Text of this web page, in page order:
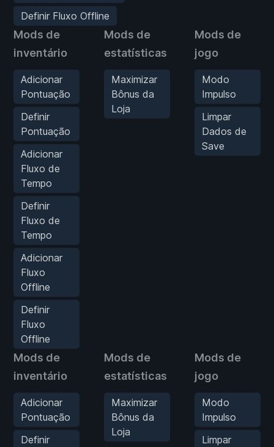
Definir Fluxo Offline
Mods de
inventário
Adicionar
Pontuação
Definir
Pontuação
Adicionar
Fluxo de
Tempo
Definir
Fluxo de
Tempo
Adicionar
Fluxo
Offline
Definir
Fluxo
Offline
Mods de
estatísticas
Maximizar
Bônus da
Loja
Mods de
jogo
Modo
Impulso
Limpar
Dados de
Save
Mods de
inventário
Adicionar
Pontuação
Definir
Mods de
estatísticas
Maximizar
Bônus da
Loja
Mods de
jogo
Modo
Impulso
Limpar